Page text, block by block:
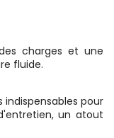
charges et une
fluide.
pour
un atout